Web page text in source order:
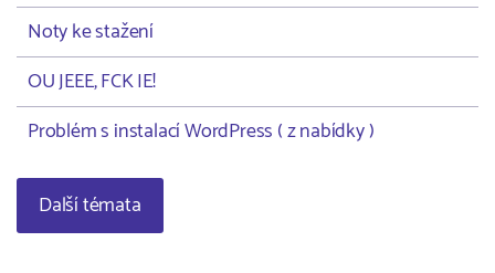
Noty ke stažení
OU JEEE, FCK IE!
Problém s instalací WordPress ( z nabídky )
Další témata